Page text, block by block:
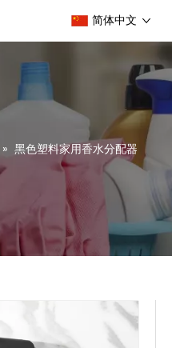
简体中文
» 黑色塑料家用香水分配器